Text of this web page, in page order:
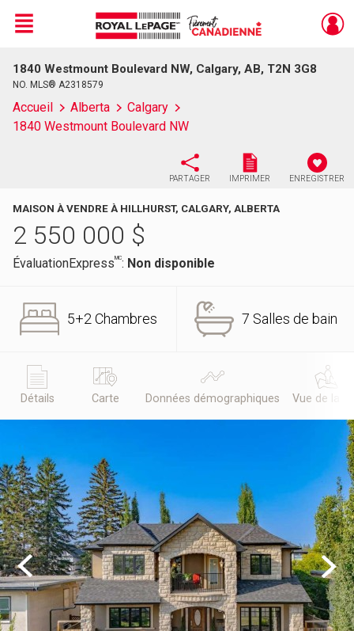
Live
En Direct
Menu
1840 Westmount Boulevard NW, Calgary, AB, T2N 3G8
NO. MLS® A2318579
Accueil Alberta
Calgary
1840 Westmount Boulevard NW
PARTAGER IMPRIMER ENREGISTRER
MAISON À VENDRE À HILLHURST, CALGARY, ALBERTA
2 550 000 $
ÉvaluationExpressMC: Non disponible
5+2 Chambres 7 Salles de bain
Détails Carte Données démographiques Vue de la
Previous Next